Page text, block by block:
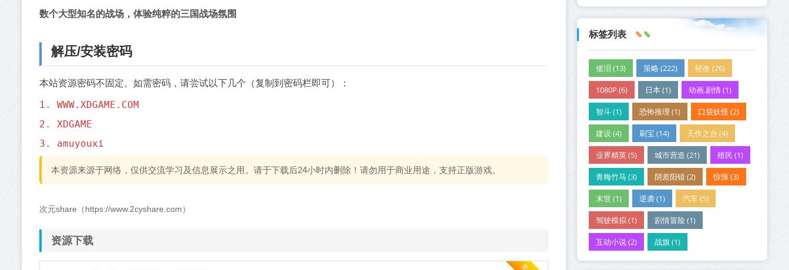
数个大型知名的战场，体验纯粹的三国战场氛围
解压/安装密码
本站资源密码不固定。如需密码，请尝试以下几个（复制到密码栏即可）：
1. WWW.XDGAME.COM
2. XDGAME
3. amuyouxi
本资源来源于网络，仅供交流学习及信息展示之用。请于下载后24小时内删除！请勿用于商业用途，支持正版游戏。
次元share（https://www.2cyshare.com）
资源下载
标签列表
催泪 (13) 策略 (222) 轻改 (26)
1080P (6) 日本 (1) 动画.剧情 (1)
智斗 (1) 恐怖推理 (1) 口袋妖怪 (2)
建设 (4) 刷宝 (14) 天作之合 (4)
业界精英 (5) 城市营造 (21) 殖民 (1)
青梅竹马 (3) 阴差阳错 (2) 惊悚 (3)
末世 (1) 逆袭 (1) 汽车 (5)
驾驶模拟 (1) 剧情冒险 (1)
互动小说 (2) 战旗 (1)